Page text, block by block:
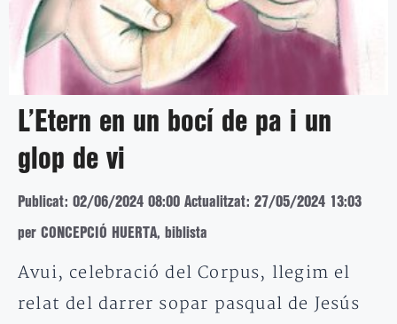
L’Etern en un bocí de pa i un
glop de vi
Publicat: 02/06/2024 08:00 Actualitzat: 27/05/2024 13:03
per CONCEPCIÓ HUERTA, biblista
Avui, celebració del Corpus, llegim el
relat del darrer sopar pasqual de Jesús